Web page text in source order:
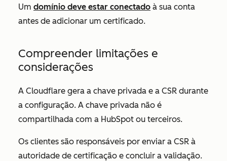
Um domínio deve estar conectado à sua conta
antes de adicionar um certificado.
Compreender limitações e
considerações
A Cloudflare gera a chave privada e a CSR durante
a configuração. A chave privada não é
compartilhada com a HubSpot ou terceiros.
Os clientes são responsáveis por enviar a CSR à
autoridade de certificação e concluir a validação.